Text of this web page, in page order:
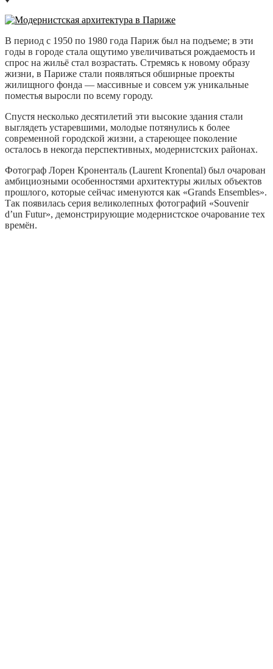
В период с 1950 по 1980 года Париж был на подъеме; в эти
годы в городе стала ощутимо увеличиваться рождаемость и
спрос на жильё стал возрастать. Стремясь к новому образу
жизни, в Париже стали появляться обширные проекты
жилищного фонда — массивные и совсем уж уникальные
поместья выросли по всему городу.
Спустя несколько десятилетий эти высокие здания стали
выглядеть устаревшими, молодые потянулись к более
современной городской жизни, а стареющее поколение
осталось в некогда перспективных, модернистских районах.
Фотограф Лорен Кроненталь (Laurent Kronental) был очарован
амбициозными особенностями архитектуры жилых объектов
прошлого, которые сейчас именуются как «Grands Ensembles».
Так появилась серия великолепных фотографий «Souvenir
d’un Futur», демонстрирующие модернистское очарование тех
времён.